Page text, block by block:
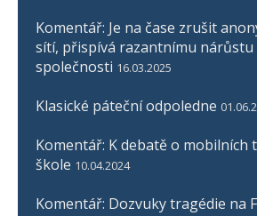
Komentář: Je na čase zrušit
sítí, přispívá razantnímu nárůstu
společnosti 16.03.2025
Klasické páteční odpoledne
Komentář: K debatě o mobilních
škole 10.04.2024
Komentář: Dozvuky tragédie na